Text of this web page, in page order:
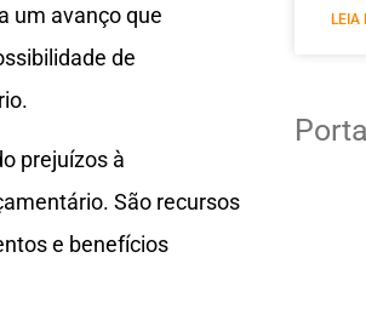
um avanço que
de
prejuízos à
São recursos
e benefícios
LEIA